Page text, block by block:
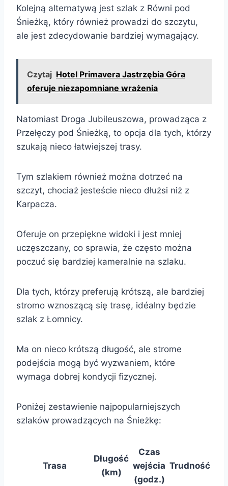
Kolejną alternatywą jest szlak z Równi pod
Śnieżką, który również prowadzi do szczytu,
ale jest zdecydowanie bardziej wymagający.
Czytaj Hotel Primavera Jastrzębia Góra
oferuje niezapomniane wrażenia
Natomiast Droga Jubileuszowa, prowadząca z
Przełęczy pod Śnieżką, to opcja dla tych, którzy
szukają nieco łatwiejszej trasy.
Tym szlakiem również można dotrzeć na
szczyt, chociaż jesteście nieco dłużsi niż z
Karpacza.
Oferuje on przepiękne widoki i jest mniej
uczęszczany, co sprawia, że często można
poczuć się bardziej kameralnie na szlaku.
Dla tych, którzy preferują krótszą, ale bardziej
stromo wznoszącą się trasę, idéalny będzie
szlak z Łomnicy.
Ma on nieco krótszą długość, ale strome
podejścia mogą być wyzwaniem, które
wymaga dobrej kondycji fizycznej.
Poniżej zestawienie najpopularniejszych
szlaków prowadzących na Śnieżkę:
Trasa
Długość
(km)
Czas
wejścia
(godz.)
Trudność